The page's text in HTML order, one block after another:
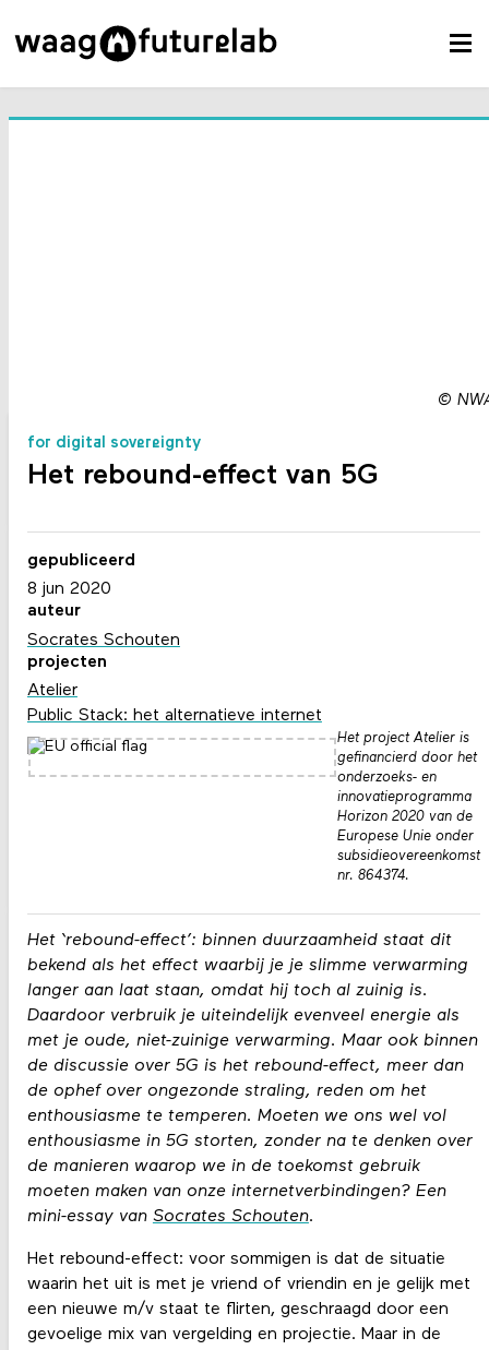
©
for digital sovereignty
Het rebound-effect van 5G
Het ‘rebound-effect’: binnen duurzaamheid staat dit
bekend als het effect waarbij je je slimme verwarming
langer aan laat staan, omdat hij toch al zuinig is.
Daardoor verbruik je uiteindelijk evenveel energie als
met je oude, niet-zuinige verwarming. Maar ook binnen
de discussie over 5G is het rebound-effect, meer dan
de ophef over ongezonde straling, reden om het
enthousiasme te temperen. Moeten we ons wel vol
enthousiasme in 5G storten, zonder na te denken over
de manieren waarop we in de toekomst gebruik
moeten maken van onze internetverbindingen? Een
mini-essay van Socrates Schouten.
Het rebound-effect: voor sommigen is dat de situatie
waarin het uit is met je vriend of vriendin en je gelijk met
een nieuwe m/v staat te flirten, geschraagd door een
gevoelige mix van vergelding en projectie. Maar in de
gepubliceerd
8 jun 2020
auteur
Socrates Schouten
projecten
Atelier
Public Stack: het alternatieve internet
Het project Atelier is
gefinancierd door het
onderzoeks- en
innovatieprogramma
Horizon 2020 van de
Europese Unie onder
subsidieovereenkomst
nr. 864374.